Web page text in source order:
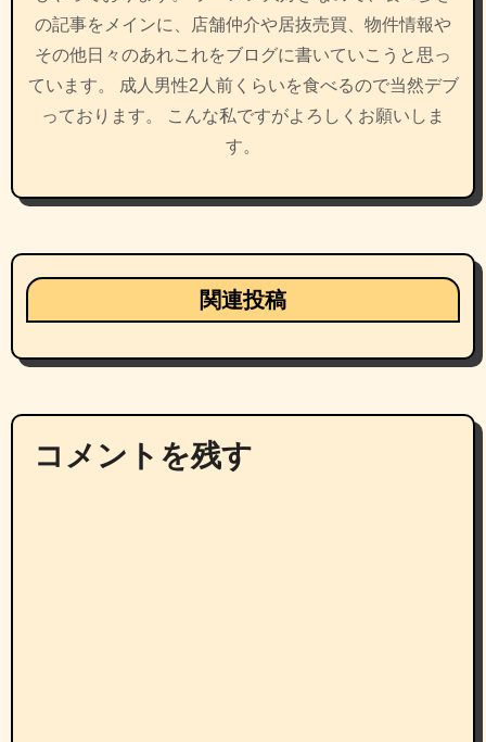
の記事をメインに、店舗仲介や居抜売買、物件情報や
その他日々のあれこれをブログに書いていこうと思っ
ています。 成人男性2人前くらいを食べるので当然デブ
っております。 こんな私ですがよろしくお願いしま
す。
関連投稿
コメントを残す